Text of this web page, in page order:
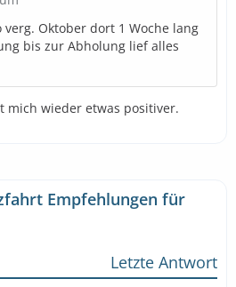
Oktober dort 1 Woche lang
bis zur Abholung lief alles
mich wieder etwas positiver.
Empfehlungen für
Letzte Antwort